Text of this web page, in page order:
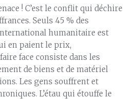
! C’est le conflit qui déchire
Seuls 45 % des
humanitaire est
en paient le prix,
face consiste dans les
de biens et de matériel
Les gens souffrent et
L’étau qui étouffe le